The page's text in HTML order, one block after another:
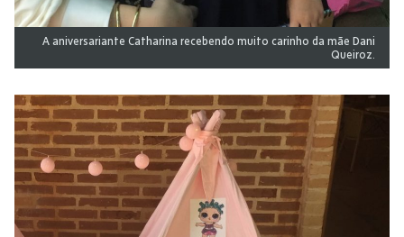
A aniversariante Catharina recebendo muito carinho da mãe Dani
Queiroz.